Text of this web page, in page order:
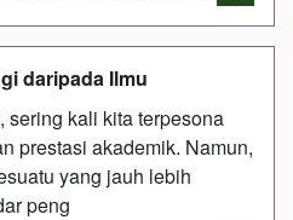
daripada Ilmu
kali kita terpesona
prestasi akademik. Namun,
yang jauh lebih
peng